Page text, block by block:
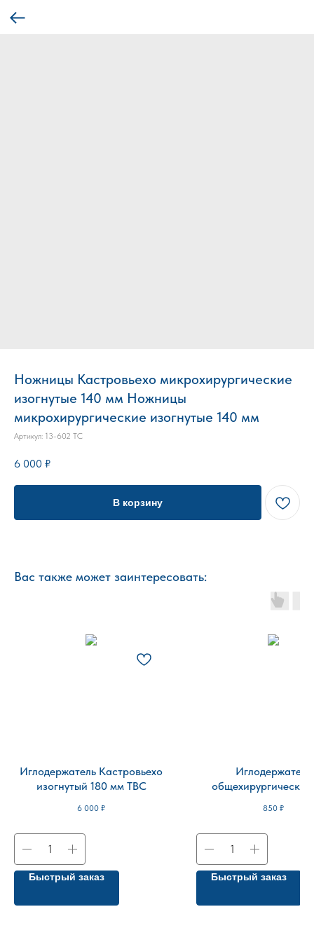
Ножницы Кастровьехо микрохирургические
изогнутые 140 мм Ножницы
микрохирургические изогнутые 140 мм
Артикул: 13-602 ТС
6 000 ₽
В корзину
Вас также может заинтересовать:
Иглодержатель Кастровьехо
изогнутый 180 мм ТВС
6 000 ₽
Быстрый заказ
Иглодержатель
850 ₽
Быстрый заказ